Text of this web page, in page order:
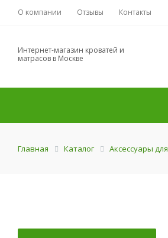
О компании Отзывы Контакты
Интернет-магазин кроватей и
матрасов в Москве
Главная Каталог Аксессуары